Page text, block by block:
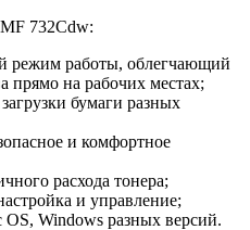
732Cdw:
режим работы, облегчающий
прямо на рабочих местах;
бумаги разных
и комфортное
расхода тонера;
и управление;
Windows разных версий.